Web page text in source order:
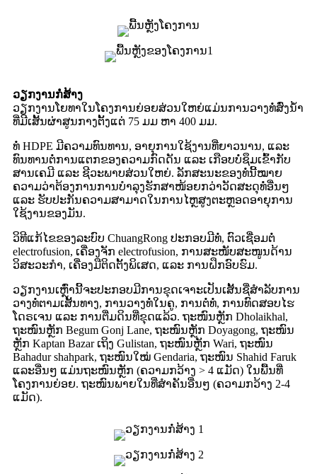
ວຽກງານກໍ່ສ້າງ
ວຽກງານໂຍທາໃນໂຄງການຍ່ອຍສ່ວນໃຫຍ່ແມ່ນການວາງທໍ່ສົ່ງນ້ຳ
ທີ່ມີເສັ້ນຜ່າສູນກາງຕັ້ງແຕ່ 75 ມມ ຫາ 400 ມມ.
ທໍ່ HDPE ມີຄວາມທົນທານ, ອາຍຸການໃຊ້ງານທີ່ຍາວນານ, ແລະ
ທົນທານຕໍ່ການແຕກຂອງຄວາມກົດດັນ ແລະ ເກືອບບໍ່ຊຶມເຂົ້າກັບ
ສານເຄມີ ແລະ ຊີວະພາບສ່ວນໃຫຍ່. ລັກສະນະຂອງທໍ່ນີ້ໝາຍ
ຄວາມວ່າຕ້ອງການການບຳລຸງຮັກສາໜ້ອຍກວ່າວັດສະດຸທໍ່ອື່ນໆ
ແລະ ຮັບປະກັນຄວາມສາມາດໃນການໄຫຼສູງຕະຫຼອດອາຍຸການ
ໃຊ້ງານຂອງມັນ.
ວິທີແກ້ໄຂຂອງລະບົບ ChuangRong ປະກອບມີທໍ່, ຕົວເຊື່ອມຕໍ່
electrofusion, ເຄື່ອງຈັກ electrofusion, ການສະໜັບສະໜູນດ້ານ
ວິສະວະກຳ, ເຄື່ອງມືຕິດຕັ້ງພິເສດ, ແລະ ການຝຶກອົບຮົມ.
ວຽກງານເຫຼົ່ານີ້ຈະປະກອບມີການຂຸດເຈາະເປັນເສັ້ນຊື່ສຳລັບການ
ວາງທໍ່ຕາມເສັ້ນທາງ, ການວາງທໍ່ໃນຄູ, ການຕໍ່ທໍ່, ການທົດສອບໄຮ
ໂດຣເຈນ ແລະ ການຕື່ມດິນທີ່ຂຸດແລ້ວ. ຖະໜົນຫຼັກ Dholaikhal,
ຖະໜົນຫຼັກ Begum Gonj Lane, ຖະໜົນຫຼັກ Doyagong, ຖະໜົນ
ຫຼັກ Kaptan Bazar ເຖິງ Gulistan, ຖະໜົນຫຼັກ Wari, ຖະໜົນ
Bahadur shahpark, ຖະໜົນໃໝ່ Gendaria, ຖະໜົນ Shahid Faruk
ແລະອື່ນໆ ແມ່ນຖະໜົນຫຼັກ (ຄວາມກວ້າງ > 4 ແມັດ) ໃນພື້ນທີ່
ໂຄງການຍ່ອຍ. ຖະໜົນພາຍໃນທີ່ສຳຄັນອື່ນໆ (ຄວາມກວ້າງ 2-4
ແມັດ).